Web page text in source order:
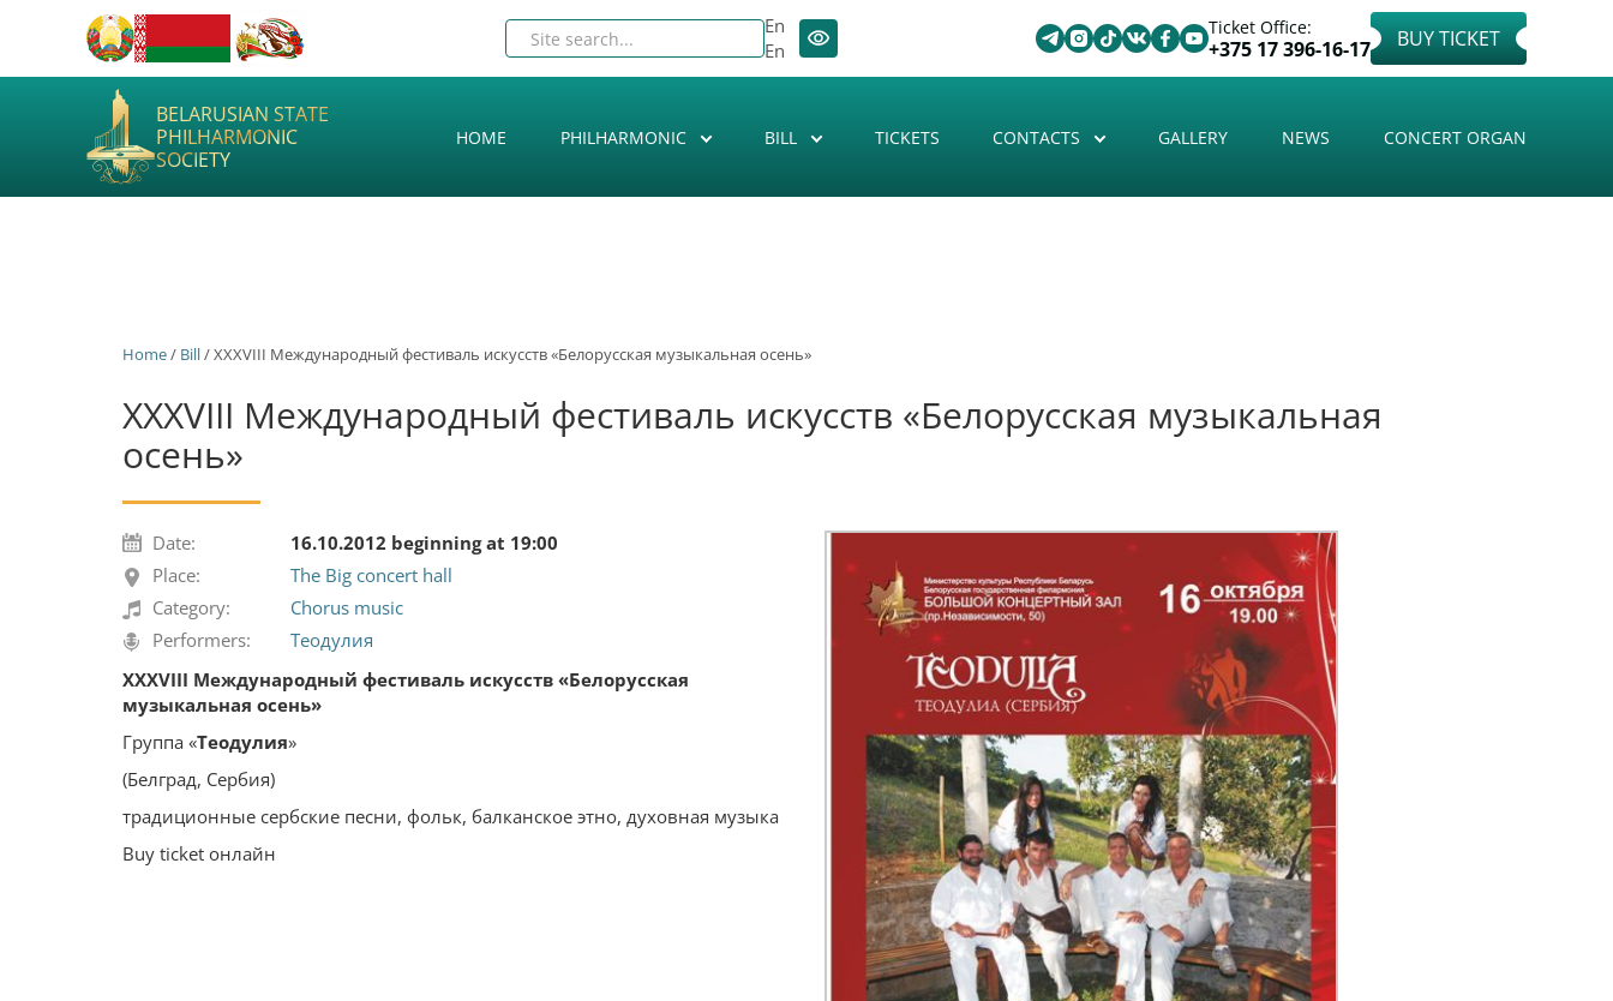
Ticket Office:
+375 17 396-16-17 BUY TICKET
En
En
BELARUSIAN STATE
PHILHARMONIC
SOCIETY
HOME PHILHARMONIC BILL TICKETS CONTACTS GALLERY NEWS CONCERT ORGAN
Home/ Bill/ ХХХVІII Международный фестиваль искусств «Белорусская музыкальная осень»
ХХХVІII Международный фестиваль искусств «Белорусская музыкальная
осень»
Date:
16.10.2012 beginning at 19:00
Place:
The Big concert hall
Category:
Chorus music
Performers:
Теодулия
ХХХVІII Международный фестиваль искусств «Белорусская
музыкальная осень»
Группа «Теодулия»
(Белград, Сербия)
традиционные сербские песни, фольк, балканское этно, духовная музыка
Buy ticket онлайн